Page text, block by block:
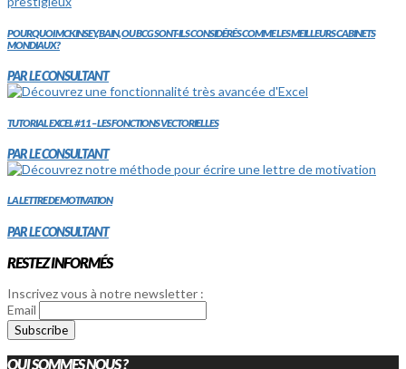
POURQUOI MCKINSEY, BAIN, OU BCG SONT-ILS CONSIDÉRÉS COMME LES MEILLEURS CABINETS
MONDIAUX?
PAR LE CONSULTANT
TUTORIAL EXCEL #11 – LES FONCTIONS VECTORIELLES
PAR LE CONSULTANT
LA LETTRE DE MOTIVATION
PAR LE CONSULTANT
RESTEZ INFORMÉS
Inscrivez vous à notre newsletter :
Email
QUI SOMMES NOUS ?